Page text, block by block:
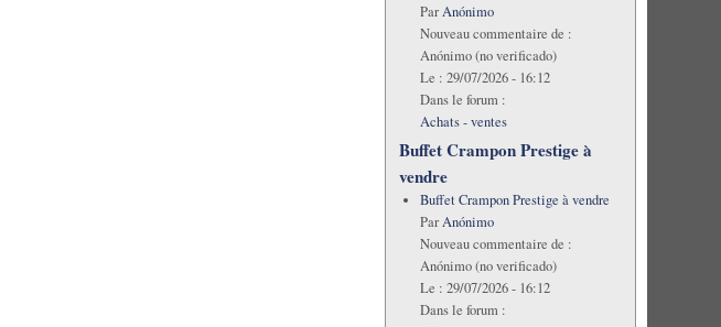
ParAnónimo
Nouveau commentaire de :
Anónimo (no verificado)
Le : 29/07/2026 - 16:12
Dans le forum :
Achats - ventes
Buffet Crampon Prestige à
vendre
Buffet Crampon Prestige à vendre
ParAnónimo
Nouveau commentaire de :
Anónimo (no verificado)
Le : 29/07/2026 - 16:12
Dans le forum :